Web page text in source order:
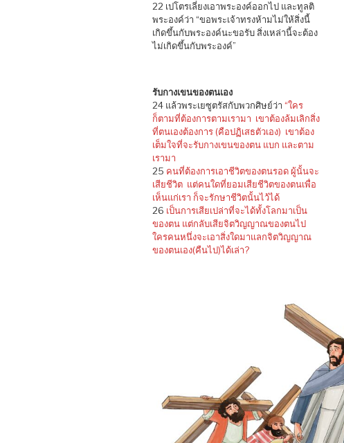
22 เปโตรเลี่ยงเอาพระองค์ออกไป และทูลติ
พระองค์ว่า “ขอพระเจ้าทรงห้ามไม่ให้สิ่งนี้
เกิดขึ้นกับพระองค์นะขอรับ สิ่งเหล่านี้จะต้อง
ไม่เกิดขึ้นกับพระองค์”
รับกางเขนของตนเอง
24 แล้วพระเยซูตรัสกับพวกศิษย์ว่า “ใคร
ก็ตามที่ต้องการตามเรามา เขาต้องล้มเลิกสิ่ง
ที่ตนเองต้องการ (คือปฏิเสธตัวเอง) เขาต้อง
เต็มใจที่จะรับกางเขนของตน แบก และตาม
เรามา
25 คนที่ต้องการเอาชีวิตของตนรอด ผู้นั้นจะ
เสียชีวิต แต่คนใดที่ยอมเสียชีวิตของตนเพื่อ
เห็นแก่เรา ก็จะรักษาชีวิตนั้นไว้ได้
26 เป็นการเสียเปล่าที่จะได้ทั้งโลกมาเป็น
ของตน แต่กลับเสียจิตวิญญาณของตนไป
ใครคนหนึ่งจะเอาสิ่งใดมาแลกจิตวิญญาณ
ของตนเอง(คืนไป)ได้เล่า?